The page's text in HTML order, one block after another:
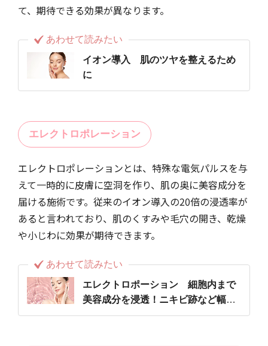
て、期待できる効果が異なります。
あわせて読みたい
イオン導入 肌のツヤを整えるため
に
エレクトロポレーション
エレクトロポレーションとは、特殊な電気パルスを与
えて一時的に皮膚に空洞を作り、肌の奥に美容成分を
届ける施術です。従来のイオン導入の20倍の浸透率が
あると言われており、肌のくすみや毛穴の開き、乾燥
や小じわに効果が期待できます。
あわせて読みたい
エレクトロポーション 細胞内まで
美容成分を浸透！ニキビ跡など幅広
い悩みに